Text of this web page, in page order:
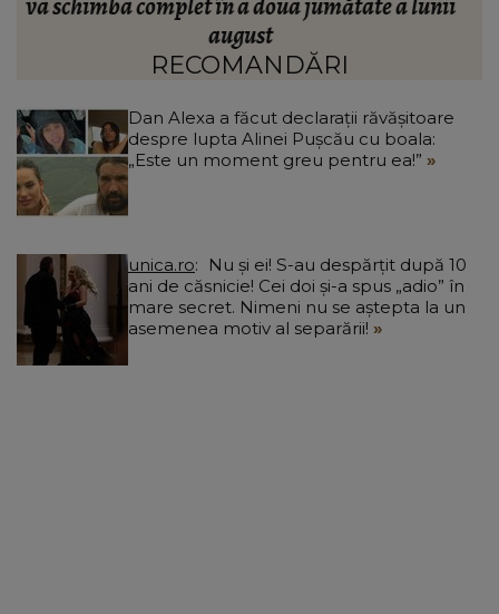
care trei frați și-au pierdut viața! Mama lor a
transmis un mesaj răvășitor: „Am comori în cer,
dar mă doare.”
RECOMANDĂRI
Dan Alexa a făcut declarații răvășitoare
despre lupta Alinei Pușcău cu boala:
„Este un moment greu pentru ea!”
unica.ro
ani de căsnicie! Cei doi și-a spus „adio” în
mare secret. Nimeni nu se aștepta la un
asemenea motiv al separării!